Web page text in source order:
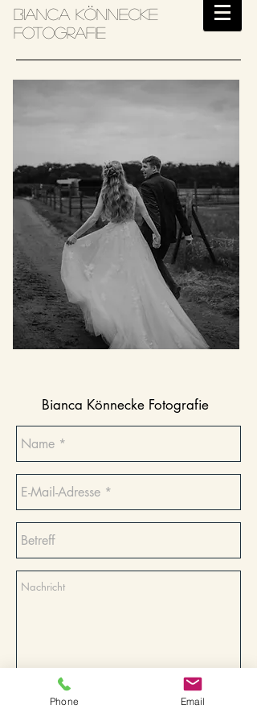
Bianca Könnecke
Fotografie
Bianca Könnecke Fotografie
Senden
Phone Email